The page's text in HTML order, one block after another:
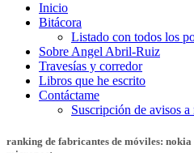
Inicio
Bitácora
Listado con todos los
Sobre Angel Abril-Ruiz
Travesías y corredor
Libros que he escrito
Contáctame
Suscripción de avisos a
ranking de fabricantes de móviles: nokia